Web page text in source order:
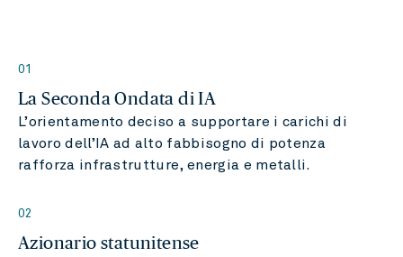
01
La Seconda Ondata di IA
L’orientamento deciso a supportare i carichi di
lavoro dell’IA ad alto fabbisogno di potenza
rafforza infrastrutture, energia e metalli.
02
Azionario statunitense